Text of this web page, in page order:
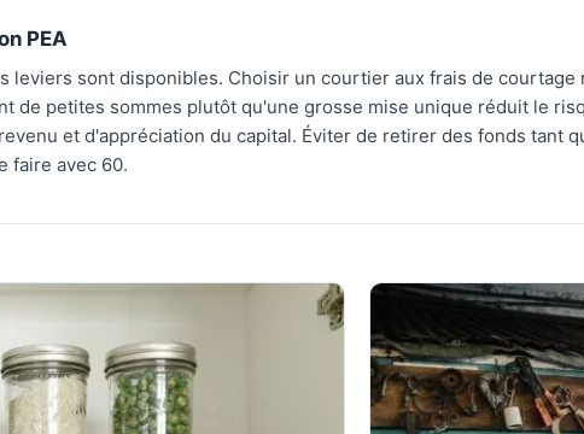
PEA
leviers sont disponibles. Choisir un courtier aux frais de courtage
de petites sommes plutôt qu'une grosse mise unique réduit le
et d'appréciation du capital. Éviter de retirer des fonds tant
faire avec 60.